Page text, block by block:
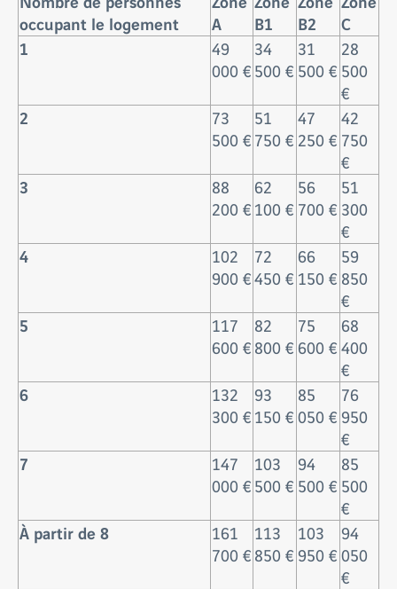
occupant le logement
A
B1
B2
C
1
49
000 €
34
500 €
31
500 €
28
500
€
2
73
500 €
51
750 €
47
250 €
42
750
€
3
88
200 €
62
100 €
56
700 €
51
300
€
4
102
900 €
72
450 €
66
150 €
59
850
€
5
117
600 €
82
800 €
75
600 €
68
400
€
6
132
300 €
93
150 €
85
050 €
76
950
€
7
147
000 €
103
500 €
94
500 €
85
500
€
À partir de 8
161
700 €
113
850 €
103
950 €
94
050
€